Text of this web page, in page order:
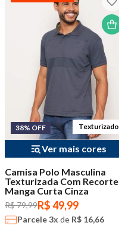
38% OFF Texturizado
Ver mais cores
Camisa Polo Masculina
Texturizada Com Recorte
Manga Curta Cinza
R$ 79,99R$ 49,99
Parcele3x de R$ 16,66